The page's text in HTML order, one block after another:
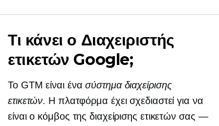
Τι κάνει ο Διαχειριστής
ετικετών Google;
Το GTM είναι ένασύστημα διαχείρισης
ετικετών. Η πλατφόρμα έχει σχεδιαστεί για να
είναι ο κόμβος της διαχείρισης ετικετών σας —